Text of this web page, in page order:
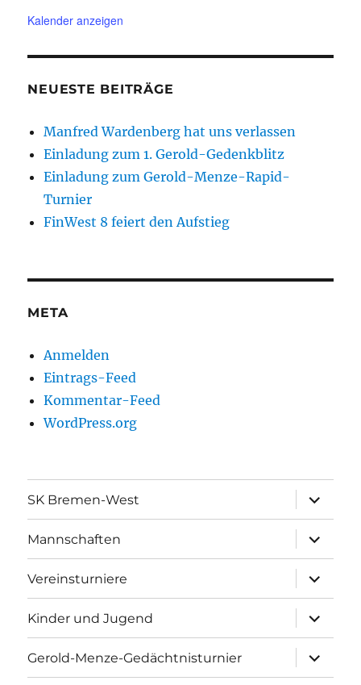
Kalender anzeigen
NEUESTE BEITRÄGE
Manfred Wardenberg hat uns verlassen
Einladung zum 1. Gerold-Gedenkblitz
Einladung zum Gerold-Menze-Rapid-
Turnier
FinWest 8 feiert den Aufstieg
META
Anmelden
Eintrags-Feed
Kommentar-Feed
WordPress.org
SK Bremen-West
öffnen
Mannschaften
öffnen
Vereinsturniere
öffnen
Kinder und Jugend
öffnen
Gerold-Menze-Gedächtnisturnier
öffnen